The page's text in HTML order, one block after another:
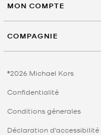
MON COMPTE
COMPAGNIE
©2026 Michael Kors
Confidentialité
Conditions génerales
Déclaration d'accessibilité